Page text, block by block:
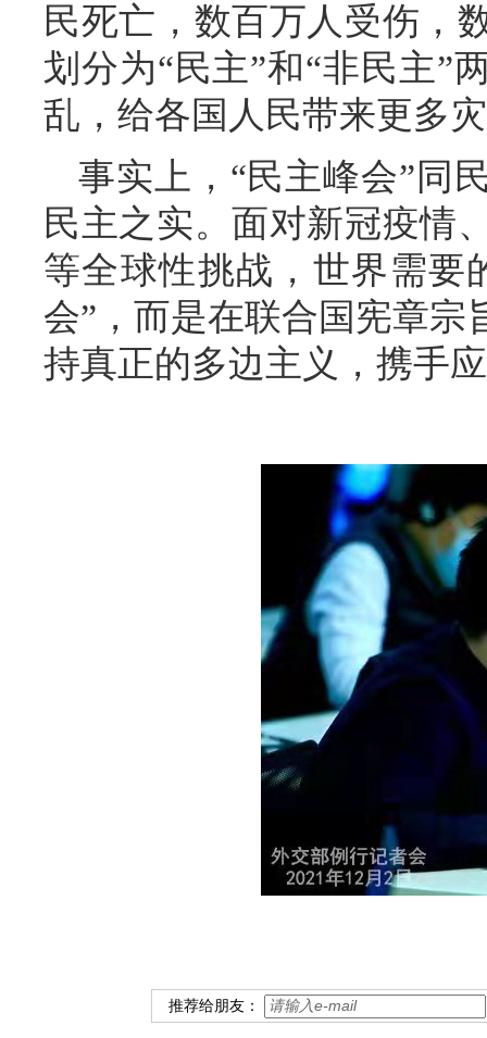
民死亡，数百万人受伤，
划分为“民主”和“非民主”
乱，给各国人民带来更多
事实上，“民主峰会”同
民主之实。面对新冠疫情
等全球性挑战，世界需要
会”，而是在联合国宪章
持真正的多边主义，携手
推荐给朋友：